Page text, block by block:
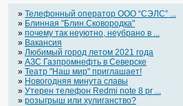
» Телефонный оператор OOO “СЭЛС” ...
» Блинная "Блин.Сковородка"
» почему так неуютно, неубрано в ...
» Вакансия
» Любимый город летом 2021 года
» АЗС Газпромнефть в Северске
» Театр "Наш мир" приглашает!
» Новогодняя минута славы
» Утерен телефон Redmi note 8 pr ...
» розыгрыш или хулиганство?